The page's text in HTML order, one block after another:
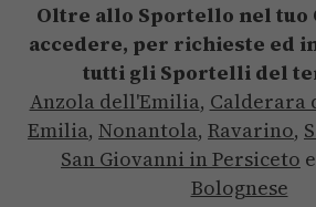
Oltre allo Sportello nel tuo
accedere, per richieste ed
tutti gli Sportelli del
Anzola dell'Emilia, Calderara
Emilia, Nonantola, Ravarino,
San Giovanni in Persiceto e
Bolognese